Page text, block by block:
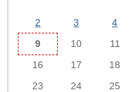
2
3 4
9
10 11
16
17 18
23
24 25